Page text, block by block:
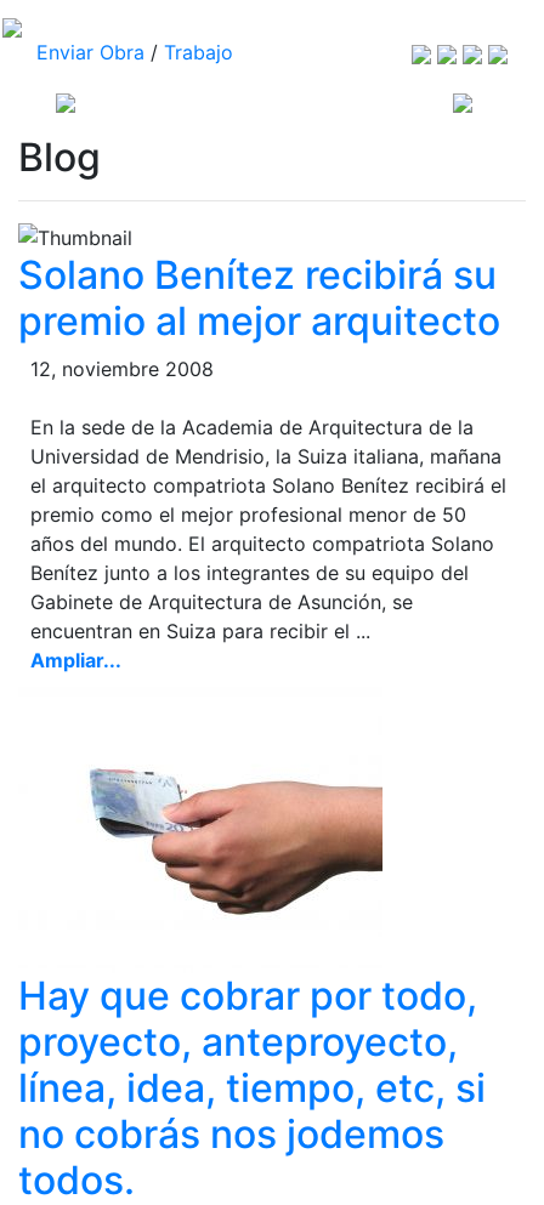
Enviar Obra / Trabajo
Blog
Solano Benítez recibirá su
premio al mejor arquitecto
12, noviembre 2008
En la sede de la Academia de Arquitectura de la
Universidad de Mendrisio, la Suiza italiana, mañana
el arquitecto compatriota Solano Benítez recibirá el
premio como el mejor profesional menor de 50
años del mundo. El arquitecto compatriota Solano
Benítez junto a los integrantes de su equipo del
Gabinete de Arquitectura de Asunción, se
encuentran en Suiza para recibir el ...
Ampliar...
Hay que cobrar por todo,
proyecto, anteproyecto,
línea, idea, tiempo, etc, si
no cobrás nos jodemos
todos.